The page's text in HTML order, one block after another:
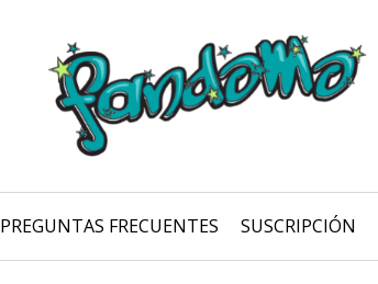
PREGUNTAS FRECUENTES SUSCRIPCIÓN